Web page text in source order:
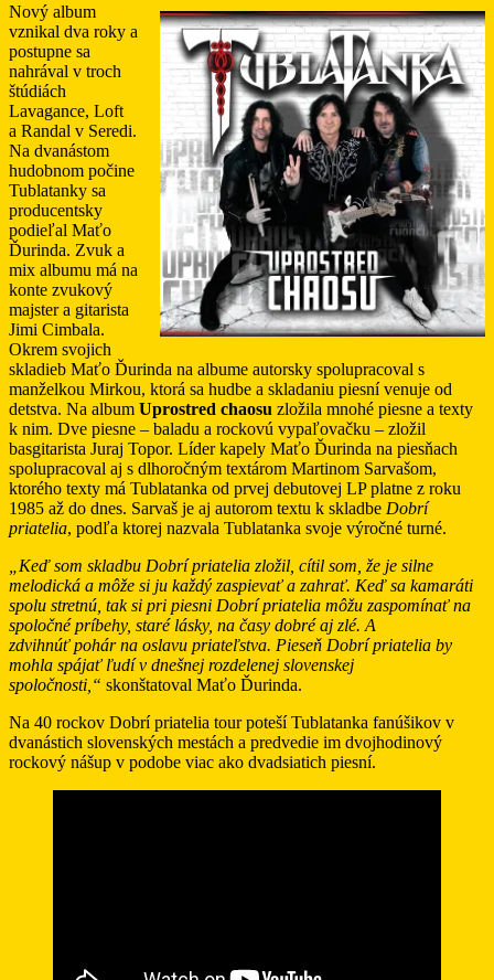
Nový album
vznikal dva roky a
postupne sa
nahrával v troch
štúdiách
Lavagance, Loft
a Randal v Seredi.
Na dvanástom
hudobnom počine
Tublatanky sa
producentsky
podieľal Maťo
Ďurinda. Zvuk a
mix albumu má na
konte zvukový
majster a gitarista
Jimi Cimbala.
Okrem svojich
skladieb Maťo Ďurinda na albume autorsky spolupracoval s
manželkou Mirkou, ktorá sa hudbe a skladaniu piesní venuje od
detstva. Na album Uprostred chaosu zložila mnohé piesne a texty
k nim. Dve piesne – baladu a rockovú vypaľovačku – zložil
basgitarista Juraj Topor. Líder kapely Maťo Ďurinda na piesňach
spolupracoval aj s dlhoročným textárom Martinom Sarvašom,
ktorého texty má Tublatanka od prvej debutovej LP platne z roku
1985 až do dnes. Sarvaš je aj autorom textu k skladbe Dobrí
priatelia, podľa ktorej nazvala Tublatanka svoje výročné turné.
„Keď som skladbu Dobrí priatelia zložil, cítil som, že je silne
melodická a môže si ju každý zaspievať a zahrať. Keď sa kamaráti
spolu stretnú, tak si pri piesni Dobrí priatelia môžu zaspomínať na
spoločné príbehy, staré lásky, na časy dobré aj zlé. A
zdvihnúť pohár na oslavu priateľstva. Pieseň Dobrí priatelia by
mohla spájať ľudí v dnešnej rozdelenej slovenskej
spoločnosti,“ skonštatoval Maťo Ďurinda.
Na 40 rockov Dobrí priatelia tour poteší Tublatanka fanúšikov v
dvanástich slovenských mestách a predvedie im dvojhodinový
rockový nášup v podobe viac ako dvadsiatich piesní.